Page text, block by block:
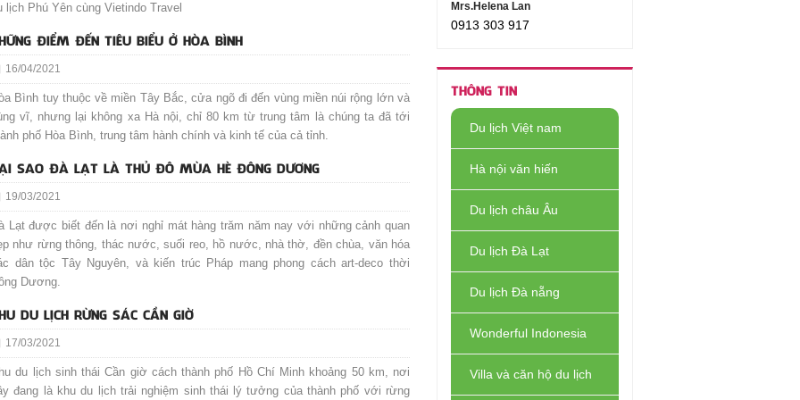
lịch Phú Yên cùng Vietindo Travel
ĐIỂM ĐẾN TIÊU BIỂU Ở HÒA BÌNH
16/04/2021
Bình tuy thuộc về miền Tây Bắc, cửa ngõ đi đến vùng miền núi rộng lớn và
vĩ, nhưng lại không xa Hà nội, chỉ 80 km từ trung tâm là chúng ta đã tới
phố Hòa Bình, trung tâm hành chính và kinh tế của cả tỉnh.
SAO ĐÀ LẠT LÀ THỦ ĐÔ MÙA HÈ ĐÔNG DƯƠNG
19/03/2021
Lạt được biết đến là nơi nghỉ mát hàng trăm năm nay với những cảnh quan
như rừng thông, thác nước, suối reo, hồ nước, nhà thờ, đền chùa, văn hóa
dân tộc Tây Nguyên, và kiến trúc Pháp mang phong cách art-deco thời
Dương.
DU LỊCH RỪNG SÁC CẦN GIỜ
17/03/2021
du lịch sinh thái Cần giờ cách thành phố Hồ Chí Minh khoảng 50 km, nơi
đang là khu du lịch trải nghiệm sinh thái lý tưởng của thành phố với rừng
Mrs.Helena Lan
0913 303 917
THÔNG TIN
Du lịch Việt nam
Hà nội văn hiến
Du lịch châu Âu
Du lịch Đà Lạt
Du lịch Đà nẵng
Wonderful Indonesia
Villa và căn hộ du lịch